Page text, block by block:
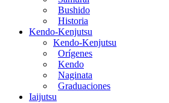
Bushido
Historia
Kendo-Kenjutsu
Kendo-Kenjutsu
Orígenes
Kendo
Naginata
Graduaciones
Iaijutsu